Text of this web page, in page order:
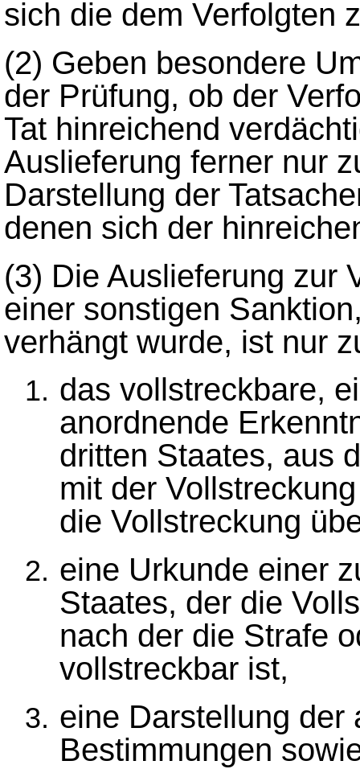
sich die dem Verfolgten
(2) Geben besondere
der Prüfung, ob der
Tat hinreichend
Auslieferung ferner nur
Darstellung der
denen sich der
(3) Die Auslieferung zur
einer sonstigen
verhängt wurde, ist nur
das vollstreckbare,
anordnende
dritten Staates, aus
mit der
die Vollstreckung
eine Urkunde einer
Staates, der die
nach der die Strafe
vollstreckbar ist,
eine Darstellung der
Bestimmungen